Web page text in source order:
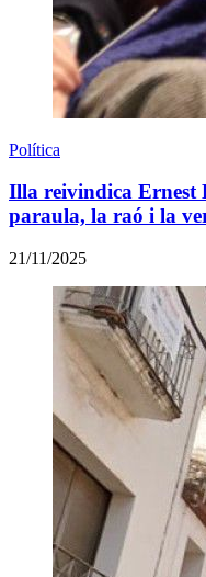
Política
Illa reivindica Ernest
paraula, la raó i la
21/11/2025